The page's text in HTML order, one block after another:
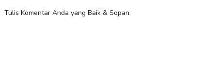
Tulis Komentar Anda yang Baik & Sopan